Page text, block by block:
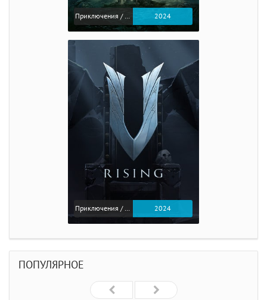
Приключения / Экшен / Ролевые 2024
Приключения / Экшен 2024
ПОПУЛЯРНОЕ